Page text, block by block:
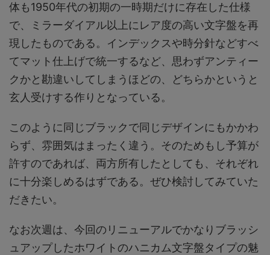
体も1950年代の初期の一時期だけに存在した仕様
で、ミラーダイアル以上にレア度の高い文字盤を再
現したものである。インデックスや時分針などすべ
てマット仕上げで統一するなど、思わずアンティー
クかと勘違いしてしまうほどの、どちらかというと
玄人受けする作りとなっている。
このように同じブラックで同じデザインにもかかわ
らず、雰囲気はまったく違う。そのためもし予算が
許すのであれば、両方所有したとしても、それぞれ
に十分楽しめるはずである。ぜひ検討してみていた
だきたい。
なお次週は、今回のリニューアルでかなりブラッシ
ュアップしたホワイトのハニカム文字盤タイプの魅